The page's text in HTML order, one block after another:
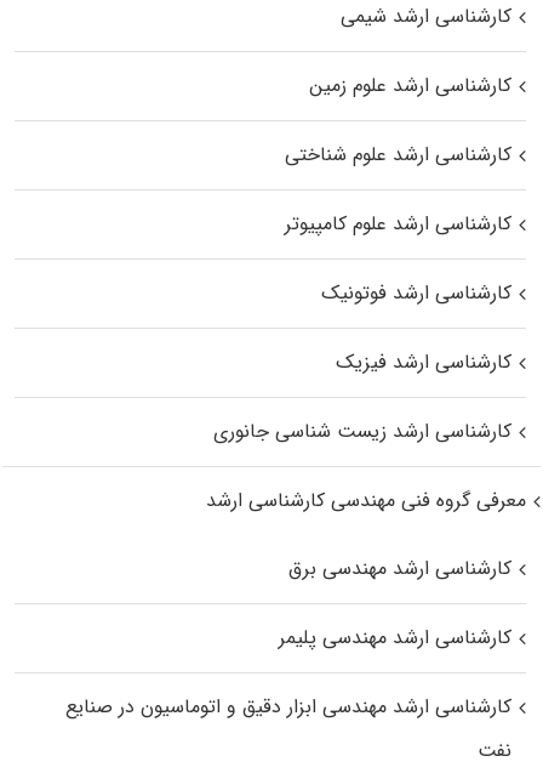
کارشناسی ارشد شیمی
کارشناسی ارشد علوم زمین
کارشناسی ارشد علوم شناختی
کارشناسی ارشد علوم کامپیوتر
کارشناسی ارشد فوتونیک
کارشناسی ارشد فیزیک
کارشناسی ارشد زیست‌ شناسی جانوری
معرفی گروه فنی مهندسی کارشناسی ارشد
کارشناسی ارشد مهندسی برق
کارشناسی ارشد مهندسی پلیمر
کارشناسی ارشد مهندسی ابزار دقیق و اتوماسیون در صنایع
نفت